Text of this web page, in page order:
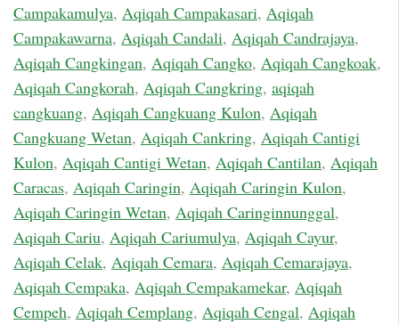
Campakamulya, Aqiqah Campakasari, Aqiqah
Campakawarna, Aqiqah Candali, Aqiqah Candrajaya,
Aqiqah Cangkingan, Aqiqah Cangko, Aqiqah Cangkoak,
Aqiqah Cangkorah, Aqiqah Cangkring, aqiqah
cangkuang, Aqiqah Cangkuang Kulon, Aqiqah
Cangkuang Wetan, Aqiqah Cankring, Aqiqah Cantigi
Kulon, Aqiqah Cantigi Wetan, Aqiqah Cantilan, Aqiqah
Caracas, Aqiqah Caringin, Aqiqah Caringin Kulon,
Aqiqah Caringin Wetan, Aqiqah Caringinnunggal,
Aqiqah Cariu, Aqiqah Cariumulya, Aqiqah Cayur,
Aqiqah Celak, Aqiqah Cemara, Aqiqah Cemarajaya,
Aqiqah Cempaka, Aqiqah Cempakamekar, Aqiqah
Cempeh, Aqiqah Cemplang, Aqiqah Cengal, Aqiqah